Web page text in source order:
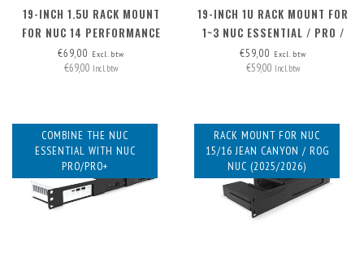
19-INCH 1.5U RACK MOUNT
FOR NUC 14 PERFORMANCE
€69,00 Excl. btw
€69,00 Incl. btw
19-INCH 1U RACK MOUNT FOR
1~3 NUC ESSENTIAL / PRO /
PRO+
€59,00 Excl. btw
€59,00 Incl. btw
COMBINE THE NUC
ESSENTIAL WITH NUC
PRO/PRO+
RACK MOUNT FOR NUC
15/16 JEAN CANYON / ROG
NUC (2025/2026)